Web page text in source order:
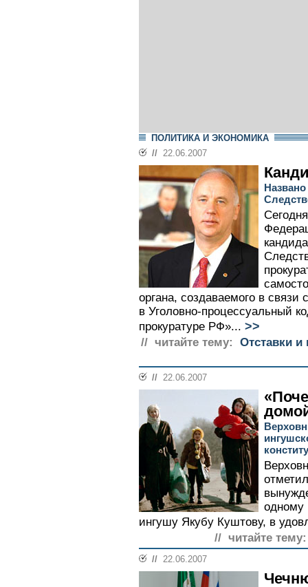
ПОЛИТИКА И ЭКОНОМИКА
// 22.06.2007
органа, создаваемого в
в Уголовно-процессуальный
прокуратуре РФ»... >>
// читайте тему: Отставки и
// 22.06.2007
одному
ингушу Якубу Куштову, в
// читайте тему:
// 22.06.2007